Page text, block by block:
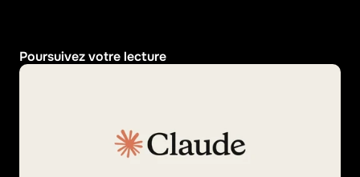
Poursuivez votre lecture